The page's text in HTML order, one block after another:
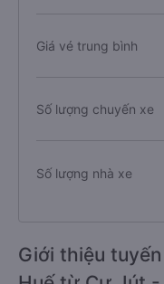
Giá vé trung bình
Số lượng chuyến xe
Số lượng nhà xe
Giới thiệu